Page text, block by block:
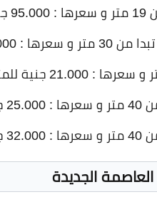
)
جنية للمتر
الجديدة